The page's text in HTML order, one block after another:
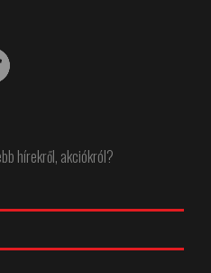
hírekről, akciókról?